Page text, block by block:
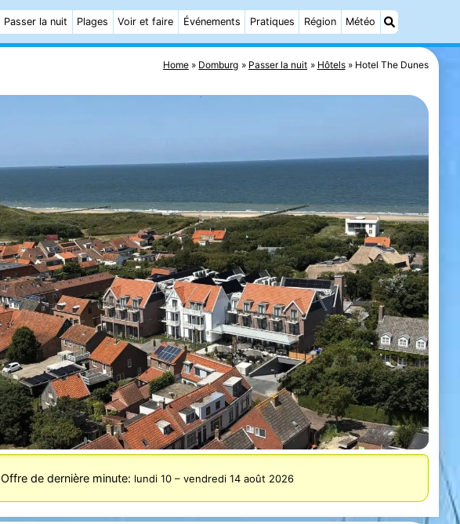
Passer la nuit Plages Voir et faire Événements Pratiques Région Météo
Home Domburg Passer la nuit Hôtels Hotel The Dunes
Offre de dernière minute: lundi 10– vendredi 14 août 2026